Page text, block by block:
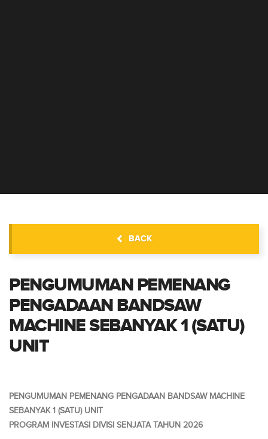
INFORMASI PENGADAAN
BACK
PENGUMUMAN PEMENANG
PENGADAAN BANDSAW
MACHINE SEBANYAK 1 (SATU)
UNIT
PENGUMUMAN PEMENANG PENGADAAN BANDSAW MACHINE
SEBANYAK 1 (SATU) UNIT
PROGRAM INVESTASI DIVISI SENJATA TAHUN 2026